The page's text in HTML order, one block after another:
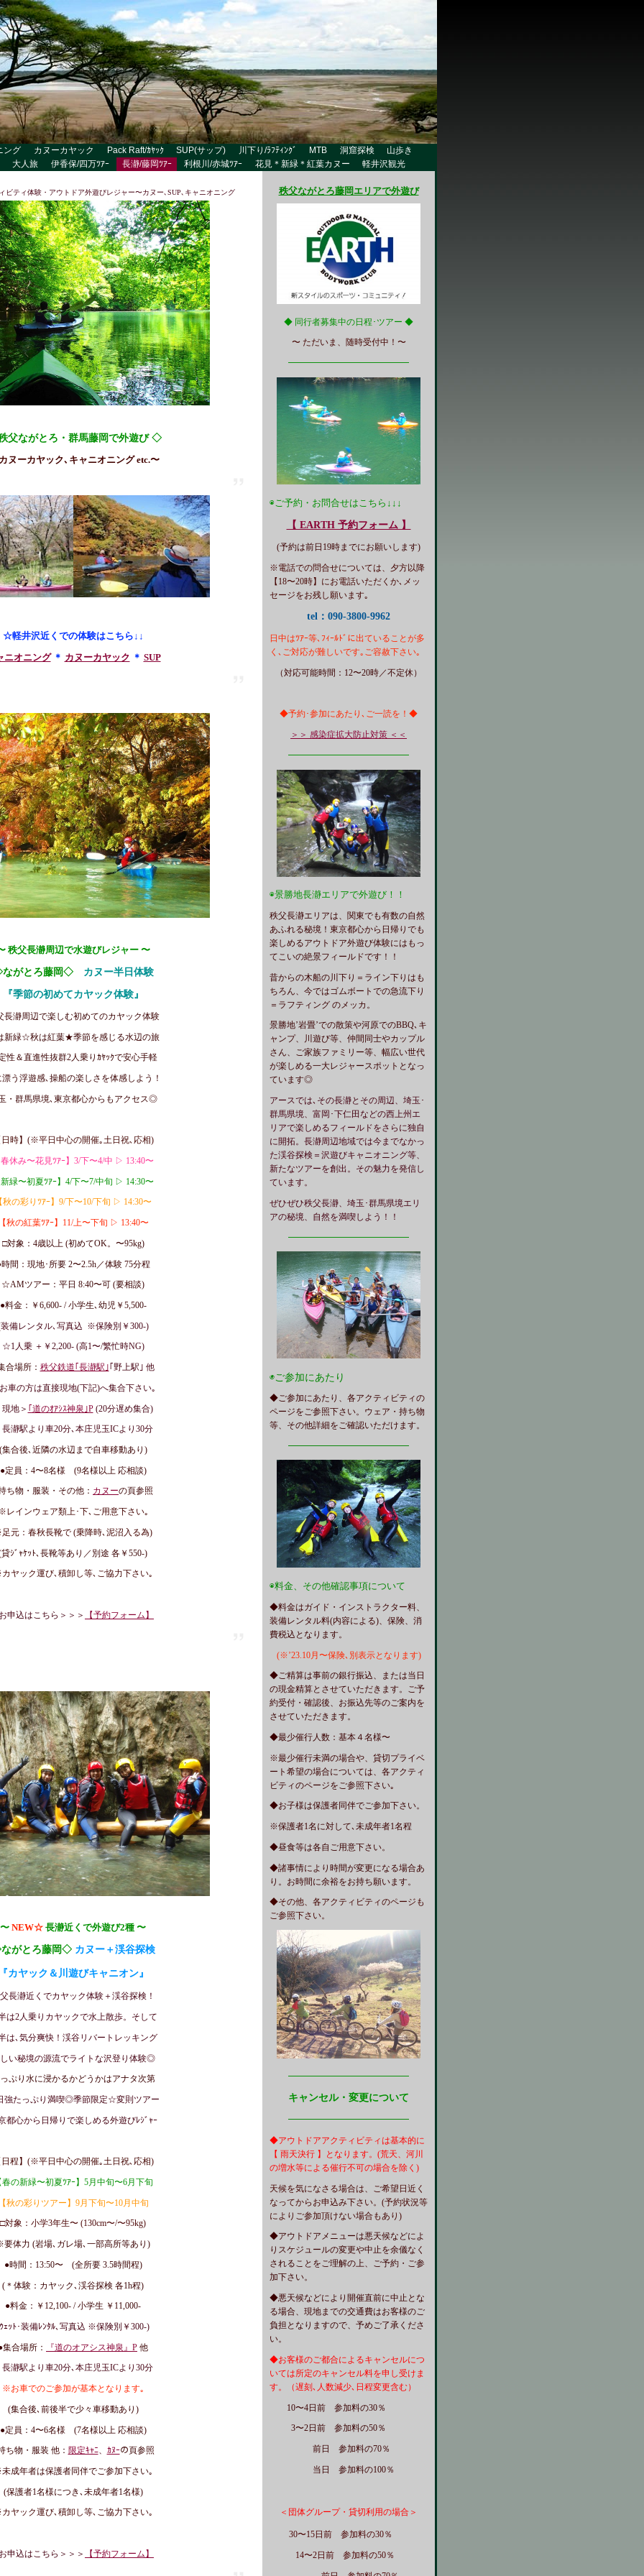
ング カヌーカヤック Pack Raft/ｶﾔｯｸ SUP(サップ) 川下り/ﾗﾌﾃｨﾝｸﾞ MTB 洞窟探検
山歩き
大人旅
伊香保/四万ﾂｱｰ 長瀞/藤岡ﾂｱｰ 利根川/赤城ﾂｱｰ 花見＊新緑＊紅葉カヌー 軽井沢観光
秩父ながとろ藤岡エリアで外遊び
◆ 同行者募集中の日程･ツアー ◆
〜 ただいま、随時受付中！〜
━━━━━━━━━━━━━━
◉ご予約・お問合せはこちら↓↓↓
【 EARTH 予約フォーム 】
(予約は前日19時までにお願いします)
※電話での問合せについては、夕方以降
【18〜20時】にお電話いただくか､メッ
セージをお残し願います｡
tel：090-3800-9962
日中はﾂｱｰ等､ﾌｨｰﾙﾄﾞに出ていることが多
く､ご対応が難しいです｡ご容赦下さい｡
（対応可能時間：12〜20時／不定休）
◆予約･参加にあたり､ご一読を！◆
＞＞ 感染症拡大防止対策 ＜＜
━━━━━━━━━━━━━━
◉景勝地長瀞エリアで外遊び！！
秩父長瀞エリアは、関東でも有数の自然
あふれる秘境！東京都心から日帰りでも
楽しめるアウトドア外遊び体験にはもっ
てこいの絶景フィールドです！！
昔からの木船の川下り＝ライン下りはも
ちろん、今ではゴムボートでの急流下り
＝ラフティング のメッカ。
景勝地’岩畳’での散策や河原でのBBQ､キ
ャンプ、川遊び等、仲間同士やカップル
さん、ご家族ファミリー等、幅広い世代
が楽しめる一大レジャースポットとなっ
ています◎
アースでは､その長瀞とその周辺、埼玉･
群馬県境、富岡･下仁田などの西上州エ
リアで楽しめるフィールドをさらに独自
に開拓。長瀞周辺地域では今までなかっ
た渓谷探検＝沢遊びキャニオニング等、
新たなツアーを創出。その魅力を発信し
ています。
ぜひぜひ秩父長瀞、埼玉･群馬県境エリ
アの秘境、自然を満喫しよう！！
━━━━━━━━━━━━━━
◉ご参加にあたり
◆ご参加にあたり、各アクティビティの
ページをご参照下さい。ウェア・持ち物
等、その他詳細をご確認いただけます。
━━━━━━━━━━━━━━
◉料金、その他確認事項について
◆料金はガイド・インストラクター料、
装備レンタル料(内容による)、保険、消
費税込となります。
(※’23.10月〜保険､別表示となります)
◆ご精算は事前の銀行振込、または当日
の現金精算とさせていただきます。ご予
約受付・確認後、お振込先等のご案内を
させていただきます。
◆最少催行人数：基本４名様〜
※最少催行未満の場合や、貸切プライベ
ート希望の場合については、各アクティ
ビティのページをご参照下さい｡
◆お子様は保護者同伴でご参加下さい。
※保護者1名に対して､未成年者1名程
◆昼食等は各自ご用意下さい。
◆諸事情により時間が変更になる場合あ
り。お時間に余裕をお持ち願います。
◆その他、各アクティビティのページも
ご参照下さい。
━━━━━━━━━━━━━━
キャンセル・変更について
━━━━━━━━━━━━━━
◆アウトドアアクティビティは基本的に
【 雨天決行 】となります。(荒天、河川
の増水等による催行不可の場合を除く)
天候を気になさる場合は、ご希望日近く
なってからお申込み下さい。(予約状況等
によりご参加頂けない場合もあり)
◆アウトドアメニューは悪天候などによ
りスケジュールの変更や中止を余儀なく
されることをご理解の上、ご予約・ご参
加下さい。
◆悪天候などにより開催直前に中止とな
る場合、現地までの交通費はお客様のご
負担となりますので、予めご了承くださ
い。
◆お客様のご都合によるキャンセルにつ
いては所定のキャンセル料を申し受けま
す。
（遅刻､人数減少､日程変更含む）
10〜4日前 参加料の30％
3〜2日前 参加料の50％
前日 参加料の70％
当日 参加料の100％
＜団体グループ・貸切利用の場合＞
30〜15日前 参加料の30％
14〜2日前 参加料の50％
ビティ体験・ アウトドア外遊びレジャー〜カヌー､SUP､キャニオニング
父ながとろ・群馬藤岡で外遊び ◇
ヌーカヤック､ キャニオニングetc.〜
☆軽井沢近くでの体験はこちら↓↓
ニオニング＊ カヌーカヤック ＊ SUP
秩父長瀞周辺で水遊びレジャー 〜
がとろ藤岡◇カヌー半日体験
『季節の初めてカヤック体験』
長瀞周辺で楽しむ初めてのカヤック体験
新緑☆秋は紅葉★季節を感じる水辺の旅
性＆直進性抜群2人乗りｶﾔｯｸで安心手軽
う浮遊感､操船の楽しさを体感しよう！
・群馬県境､東京都心からもアクセス◎
時】(※平日中心の開催｡土日祝､応相)
休み〜花見ﾂｱｰ】3/下〜4/中 ▷ 13:40〜
緑〜初夏ﾂｱｰ】4/下〜7/中旬 ▷ 14:30〜
秋の彩りﾂｱｰ】9/下〜10/下旬 ▷ 14:30〜
秋の紅葉ﾂｱｰ】11/上〜下旬 ▷ 13:40〜
□対象：4歳以上 (初めてOK。〜95kg)
間：現地･所要 2〜2.5h／体験 75分程
☆AMツアー：平日 8:40〜可 (要相談)
●料金：￥6,600- / 小学生､幼児￥5,500-
装備レンタル､写真込 ※保険別￥300-)
☆1人乗 ＋￥2,200- (高1〜/繁忙時NG)
合場所： 秩父鉄道｢長瀞駅｣｢野上駅｣ 他
車の方は直接現地(下記)へ集合下さい｡
地＞ ｢道のｵｱｼｽ神泉｣P(20分遅め集合)
瀞駅より車20分､ 本庄児玉ICより30分
集合後､近隣の水辺まで自車移動あり)
●定員：4〜8名様 (9名様以上 応相談)
ち物・服装・その他： カヌーの頁参照
レインウェア類上･下､ご用意下さい｡
元：春秋長靴で (乗降時､泥沼入る為)
ｼﾞｬｹｯﾄ､長靴等あり／別途 各￥550-)
ヤック運び､積卸し等､ご協力下さい｡
申込はこちら＞＞＞ 【予約フォーム】
〜 NEW☆ 長瀞近くで外遊び2種 〜
がとろ藤岡◇ カヌー＋渓谷探検
カヤック＆川遊びキャニオン』
長瀞近くでカヤック体験＋渓谷探検！
は2人乗りカヤックで水上散歩。そして
は､気分爽快！渓谷リバートレッキング
い秘境の源流でライトな沢登り体験◎
ぷり水に浸かるかどうかはアナタ次第
強たっぷり満喫◎季節限定☆変則ツアー
都心から日帰りで楽しめる外遊びﾚｼﾞｬｰ
程】(※平日中心の開催｡土日祝､応相)
春の新緑〜初夏ﾂｱｰ】5月中旬〜6月下旬
秋の彩りツアー】9月下旬〜10月中旬
□対象：小学3年生〜 (130cm〜/〜95kg)
体力 (岩場､ガレ場､一部高所等あり)
●時間：13:50〜 (全所要 3.5時間程)
(＊体験：カヤック､渓谷探検 各1h程)
●料金：￥12,100- / 小学生 ￥11,000-
ｪｯﾄ･装備ﾚﾝﾀﾙ､写真込 ※保険別￥300-)
集合場所： 『道のオアシス神泉』P 他
瀞駅より車20分､ 本庄児玉ICより30分
※お車でのご参加が基本となります｡
(集合後､前後半で少々車移動あり)
●定員：4〜6名様 (7名様以上 応相談)
ち物・服装 他： 限定ｷｬﾆ、 ｶﾇｰの頁参照
成年者は保護者同伴でご参加下さい｡
(保護者1名様につき､未成年者1名様)
ヤック運び､積卸し等､ご協力下さい｡
申込はこちら＞＞＞ 【予約フォーム】